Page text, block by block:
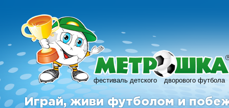
фестиваль детского дворового футбола
R
Играй, живи футболом и